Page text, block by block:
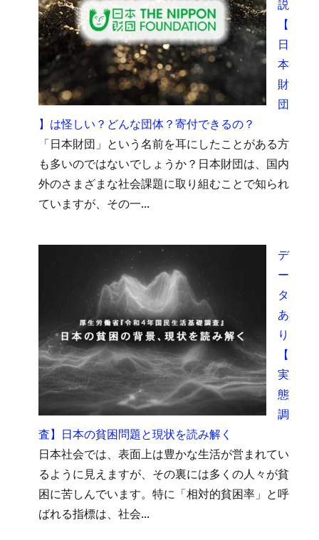
説
【
日
本
財
団
】は怪しい？どんな団体？寄付できるの？
「日本財団」という名前を耳にしたことがある方
も多いのではないでしょうか？日本財団は、国内
外のさまざまな社会課題に取り組むことで知られ
ていますが、その一...
デ
ー
タ
あ
り
【
実
態
調
査】日本の貧困問題と現状を読み解く
日本社会では、表面上は豊かな生活が営まれてい
るように見えますが、その裏には多くの人々が貧
困に苦しんでいます。特に「相対的貧困率」と呼
ばれる指標は、社会...